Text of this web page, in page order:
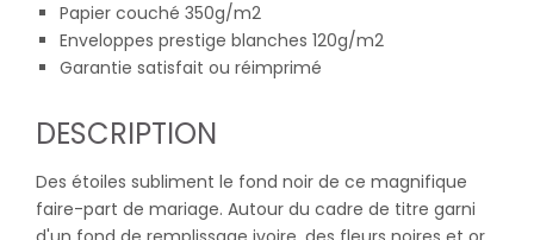
Papier couché 350g/m2
Enveloppes prestige blanches 120g/m2
Garantie satisfait ou réimprimé
DESCRIPTION
Des étoiles subliment le fond noir de ce magnifique
faire-part de mariage. Autour du cadre de titre garni